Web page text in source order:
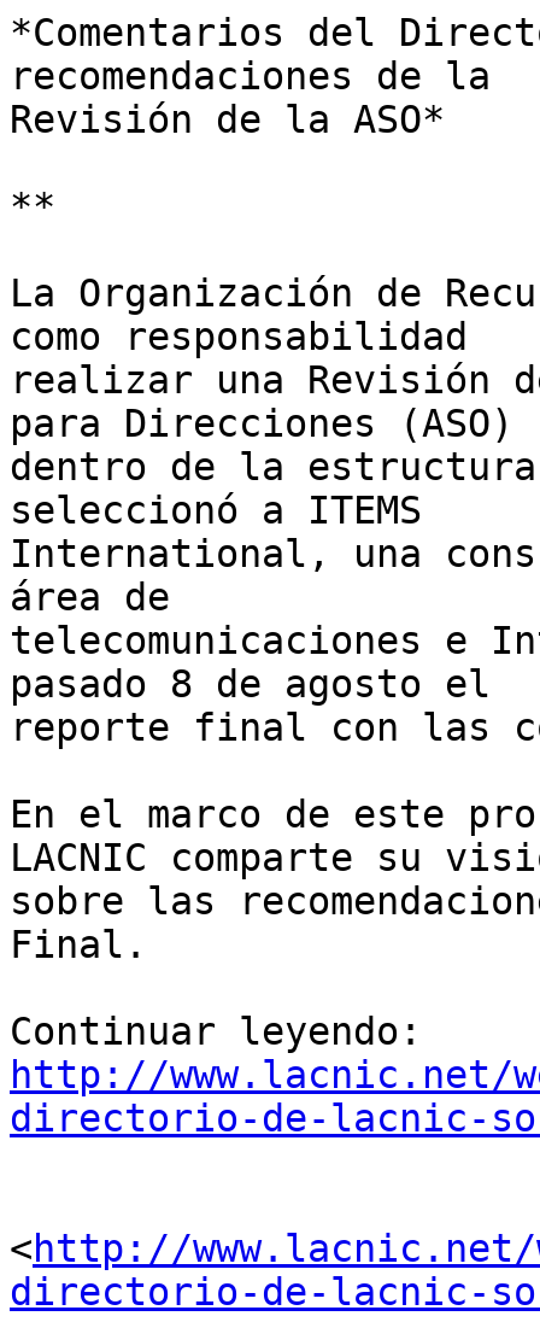
*Comentarios del
recomendaciones de la
Revisión de la ASO*
**
La Organización de
como responsabilidad
realizar una Revisión
para Direcciones (ASO)
dentro de la
seleccionó a ITEMS
International, una
área de
telecomunicaciones e
pasado 8 de agosto el
reporte final con las
En el marco de este
LACNIC comparte su
sobre las
Final.
http://www.lacnic.net/
directorio-de-lacnic-
<http://www.lacnic.net/
directorio-de-lacnic-